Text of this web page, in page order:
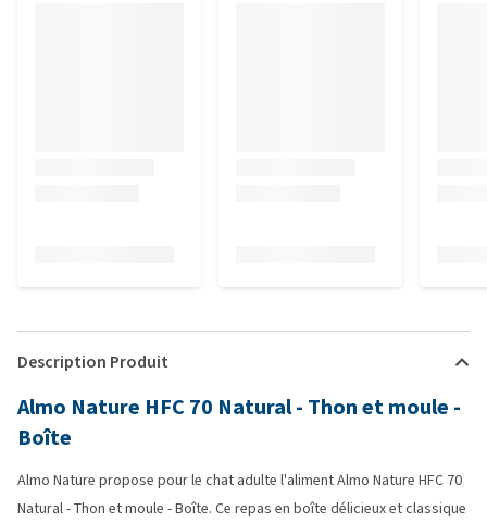
Description Produit
Almo Nature HFC 70 Natural - Thon et moule -
Boîte
Almo Nature propose pour le chat adulte l'aliment Almo Nature HFC 70
Natural - Thon et moule - Boîte. Ce repas en boîte délicieux et classique